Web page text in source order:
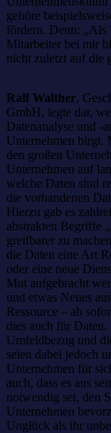
gehöre
fördern. Denn: „Als
Mitarbeiter bei mir
nicht zuletzt auf die
Ralf Walther,
GmbH, legte dar,
Datenanalyse und -
Unternehmen birgt.
den großen
Unternehmen auf
welche Daten sind
die vorhandenen
Hierzu gab es
abstrakten Begriffe
greifbarer zu
die Daten eine Art
oder eine neue
Mut aufgebracht
und etwas Neues
Ressource – ab
dies auch für
Umfeldbezug und
seien dabei jedoch
Unternehmen für
auch, dass es aus
notwendig sei, den
Unternehmen
Unglück als ihr